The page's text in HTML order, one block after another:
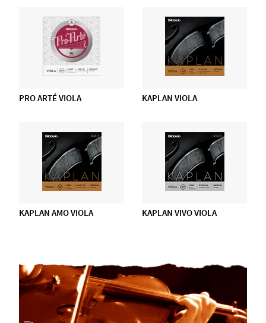
PRO ARTÉ VIOLA KAPLAN VIOLA
KAPLAN AMO VIOLA KAPLAN VIVO VIOLA